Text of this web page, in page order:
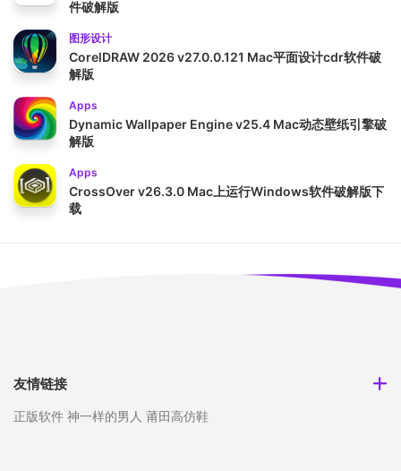
件破解版
图形设计
CorelDRAW 2026 v27.0.0.121 Mac平面设计cdr软件破
解版
Apps
Dynamic Wallpaper Engine v25.4 Mac动态壁纸引擎破
解版
Apps
CrossOver v26.3.0 Mac上运行Windows软件破解版下
载
友情链接
正版软件 神一样的男人 莆田高仿鞋